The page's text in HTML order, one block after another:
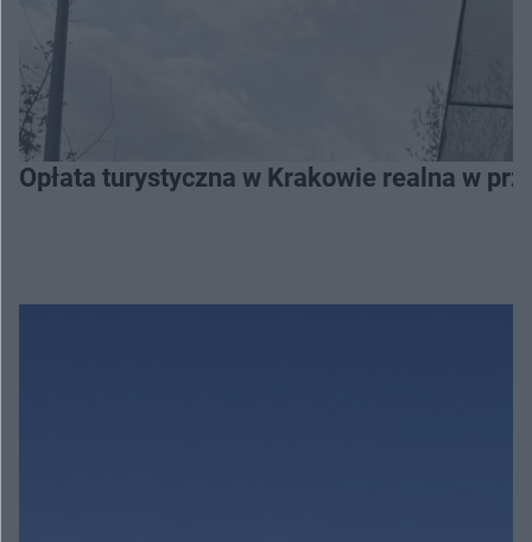
Opłata turystyczna w Krakowie realna w